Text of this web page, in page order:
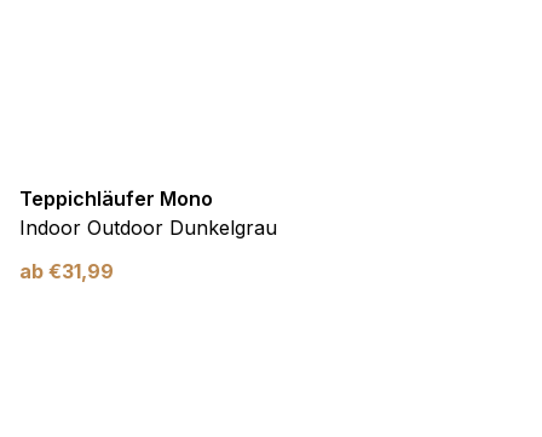
Teppichläufer Mono
Indoor Outdoor Dunkelgrau
ab €31,99